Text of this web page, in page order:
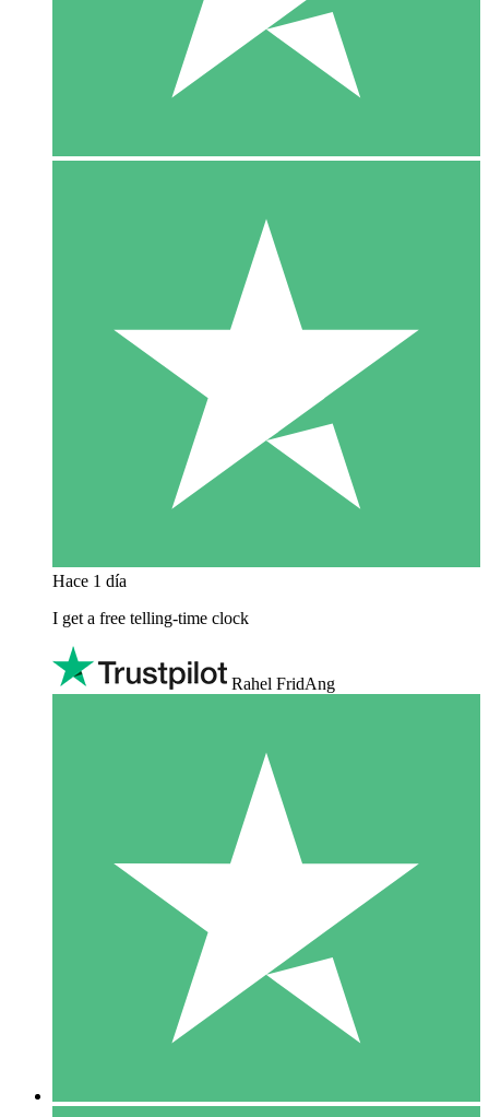
Hace 1 día
I get a free telling-time clock
Rahel FridAng